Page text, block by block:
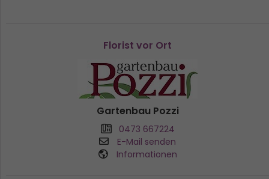
Florist vor Ort
Gartenbau Pozzi
0473 667224
E-Mail senden
Informationen